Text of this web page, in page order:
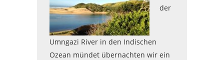
der
Umngazi River in den Indischen
Ozean mündet übernachten wir ein